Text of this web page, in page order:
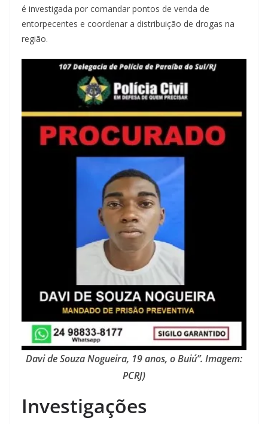
é investigada por comandar pontos de venda de
entorpecentes e coordenar a distribuição de drogas na
região.
Davi de Souza Nogueira, 19 anos, o Buiú”. Imagem:
PCRJ)
Investigações